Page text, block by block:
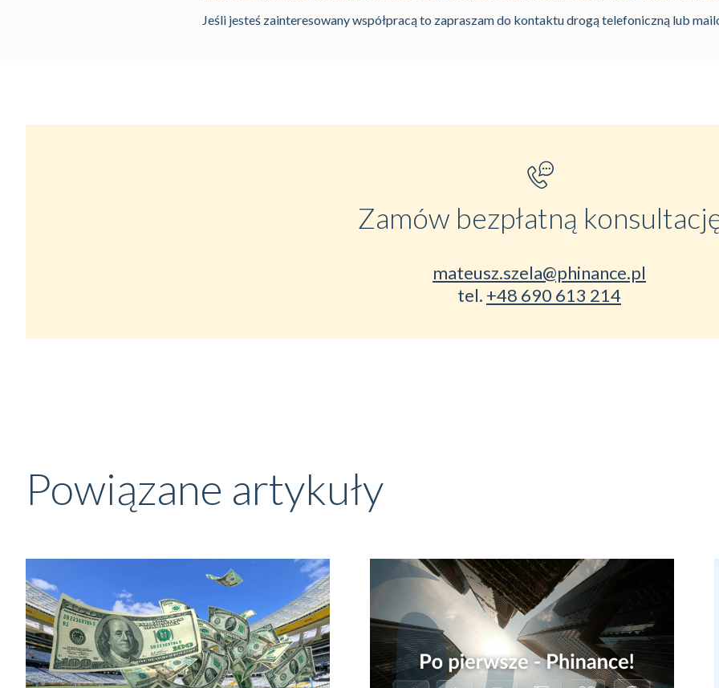
Jeśli jesteś zainteresowany współpracą to zapraszam do kontaktu drogą telefoniczną lub
Zamów bezpłatną
mateusz.szela@phinance.pl
tel. +48 690 613 214
Powiązane artykuły